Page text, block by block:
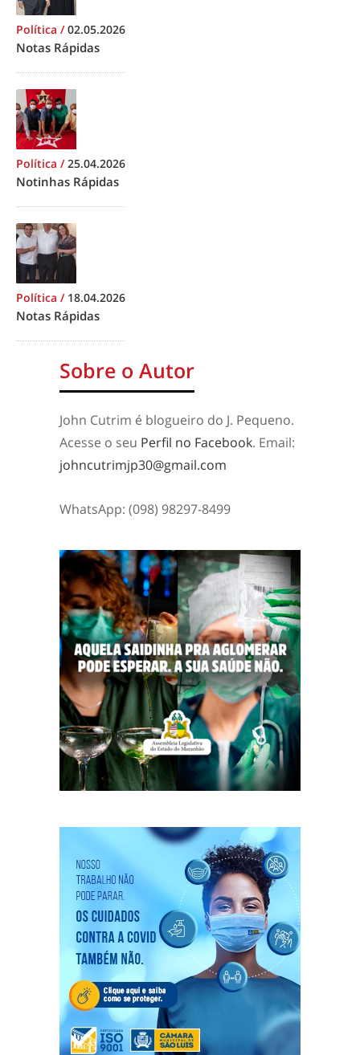
Política /02.05.2026
Notas Rápidas
Política /25.04.2026
Notinhas Rápidas
Política / 18.04.2026
Notas Rápidas
Sobre o Autor
John Cutrim é blogueiro do J. Pequeno.
Acesse o seu Perfil no Facebook. Email:
johncutrimjp30@gmail.com
WhatsApp: (098) 98297-8499